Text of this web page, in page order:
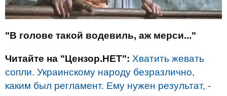
"В голове такой водевиль, аж мерси..."
Читайте на "Цензор.НЕТ": Хватить жевать
сопли. Украинскому народу безразлично,
каким был регламент. Ему нужен результат, -